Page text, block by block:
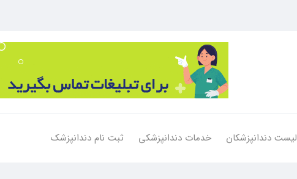
لیست دندانپزشکان خدمات دندانپزشکی ثبت نام دندانپزشک